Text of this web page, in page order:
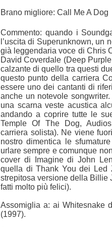
Brano migliore: Call Me A Dog
Commento: quando i
l’uscita di Superunknown, un
già leggendaria voce di Chris
David Coverdale (Deep
calzante di quello tra questi
questo punto della carriera
essere uno dei cantanti di
anche un notevole
una scarna veste acustica
andando a coprire tutte le
Temple Of The Dog,
carriera solista). Ne viene
nostro dimentica le
urlare sempre e comunque
cover di Imagine di John
quella di Thank You dei Led
strepitosa versione della Billie
fatti molto più felici).
Assomiglia a: ai Whitesnake
(1997).